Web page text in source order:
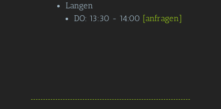
Langen
DO: 13:30 - 14:00 [anfragen]